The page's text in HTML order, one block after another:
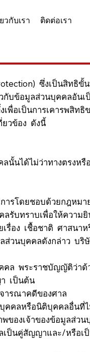
วกับเรา ติดต่อเรา
ซึ่งเป็นสิทธิ
ข้อมูลส่วนบุคคลอัน
อเป็นการเคารพสิ
ยวข้อง ดังนี้
ไม่ว่าทางตรงหรือ
ชอบด้วยกฎหมายใ
รับทราบเพื่อให้คว
รื่อง เชื้อชาติ ศาส
นบุคคลดังกล่าว บริ
ะราชบัญญัติว่าด้วย
เป็นต้น
รณาคดีของศาล
คลหรือนิติบุคคลอื่นที่ไ
เจ้าของข้อมูลส่วน
เป็นคู่สัญญาและ/ห